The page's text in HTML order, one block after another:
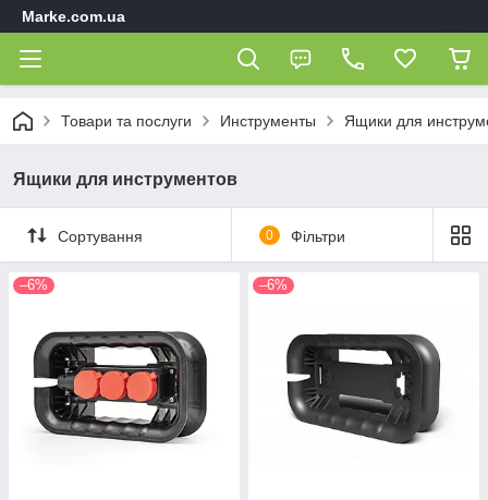
Marke.com.ua
Товари та послуги Инструменты Ящики для
Ящики для инструментов
Сортування 0 Фільтри
–6% –6%